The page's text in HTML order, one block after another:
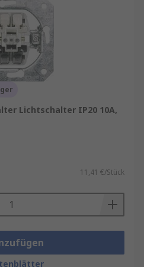
Lichtschalter IP20 10A,
11,41 €/Stück